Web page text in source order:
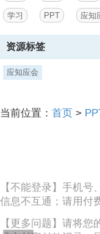
同，法律后果也不同，
会性质组织罪，并设置
种共同犯罪的特殊形式，
节。,docerID:4610637,
政策界限依法严惩黑恶势
法实践中，“软暴力” 侵
学习 PPT 应知
资源标签
应知应会
当前位置： 首页 >
【不能登录】手机
信息不互通；请用付
【更多问题】请将